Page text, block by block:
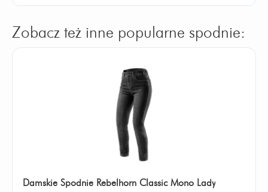
Zobacz też inne popularne spodnie:
Damskie Spodnie Rebelhorn Classic Mono Lady